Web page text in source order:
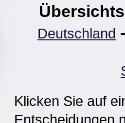
Deutschland
Klicken Sie auf
Entscheidungen